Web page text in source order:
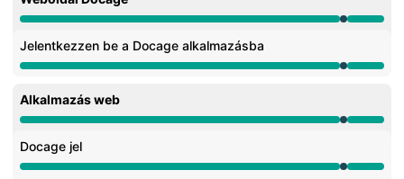
Javítás alatt tól től 9:30 PM ehhez 9:35 PM
Jelentkezzen be a Docage alkalmazásba
Javítás alatt tól től 9:30 PM ehhez 9:35 PM
Alkalmazás web
Javítás alatt tól től 9:30 PM ehhez 9:35 PM
Docage jel
Javítás alatt tól től 9:30 PM ehhez 9:35 PM